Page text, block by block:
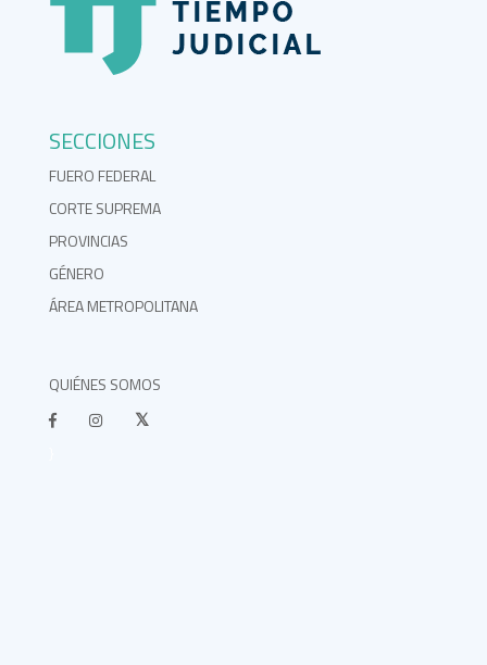
SECCIONES
FUERO FEDERAL
CORTE SUPREMA
PROVINCIAS
GÉNERO
ÁREA METROPOLITANA
QUIÉNES SOMOS